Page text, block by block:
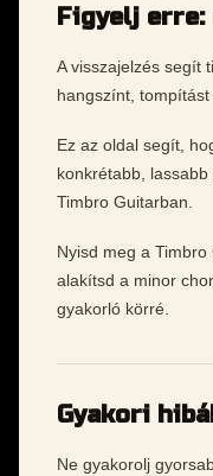
Figyelj
A visszajelzés segít
hangszínt,
Ez az oldal segít,
konkrétabb,
Timbro Guitarban.
Nyisd meg a
alakítsd a minor
gyakorló körré.
Gyakori
Ne gyakorolj